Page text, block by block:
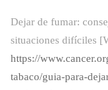
Dejar de fumar:
situaciones difíciles
https://
tabaco/guia-para-